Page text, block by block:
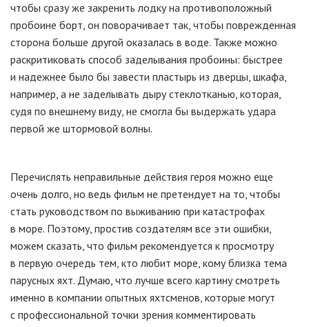
чтобы сразу же закренить лодку на противоположный
пробоине борт, он поворачивает так, чтобы поврежденная
сторона больше другой оказалась в воде. Также можно
раскритиковать способ заделывания пробоины: быстрее
и надежнее было бы завести пластырь из дверцы, шкафа,
например, а не заделывать дыру стеклотканью, которая,
судя по внешнему виду, не смогла бы выдержать удара
первой же штормовой волны.
Перечислять неправильные действия героя можно еще
очень долго, но ведь фильм не претендует на то, чтобы
стать руководством по выживанию при катастрофах
в море. Поэтому, простив создателям все эти ошибки,
можем сказать, что фильм рекомендуется к просмотру
в первую очередь тем, кто любит море, кому близка тема
парусных яхт. Думаю, что лучше всего картину смотреть
именно в компании опытных яхтсменов, которые могут
с профессиональной точки зрения комментировать